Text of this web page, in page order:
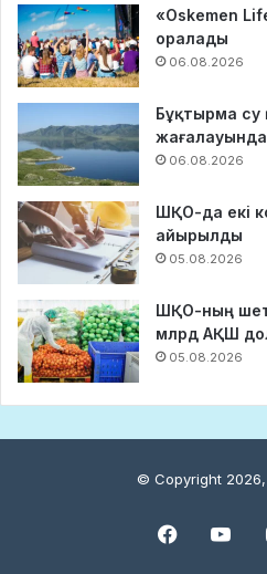
«Oskemen
оралады
06.08.2026
Бұқтырма
жағалауында
06.08.2026
ШҚО-да екі
айырылды
05.08.2026
ШҚО-ның
млрд АҚШ
05.08.2026
© Copyright